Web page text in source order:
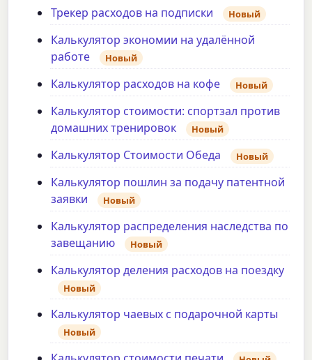
Трекер расходов на подписки Новый
Калькулятор экономии на удалённой
работе
Новый
Калькулятор расходов на кофе Новый
Калькулятор стоимости: спортзал против
домашних тренировок
Новый
Калькулятор Стоимости Обеда Новый
Калькулятор пошлин за подачу патентной
заявки
Новый
Калькулятор распределения наследства по
завещанию
Новый
Калькулятор деления расходов на поездку
Новый
Калькулятор чаевых с подарочной карты
Новый